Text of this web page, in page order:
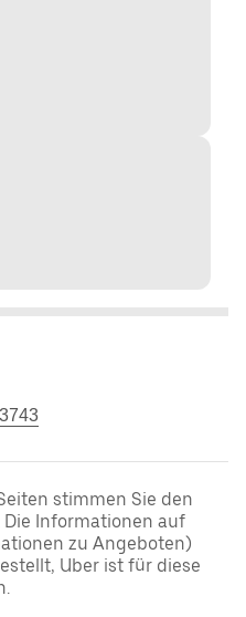
stimmen Sie den
Die Informationen auf
zu Angeboten)
Uber ist für diese